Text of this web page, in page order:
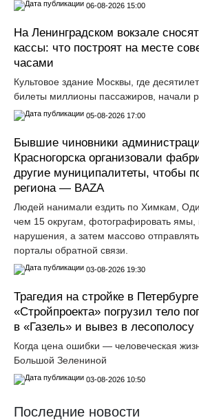
06-08-2026 15:00
На Ленинградском вокзале
кассы: что построят на месте
часами
Культовое здание Москвы, где
билеты миллионы пассажиров, начали
05-08-2026 17:00
Бывшие чиновники
Красногорска организовали
другие муниципалитеты, чтобы
региона — BAZA
Людей нанимали ездить по Химкам,
чем 15 округам, фотографировать ямы,
нарушения, а затем массово
порталы обратной связи.
03-08-2026 19:30
Трагедия на стройке в
«Стройпроекта» погрузил тело
в «Газель» и вывез в лесополосу
Когда цена ошибки — человеческая
Большой Зелениной
03-08-2026 10:50
Последние новости